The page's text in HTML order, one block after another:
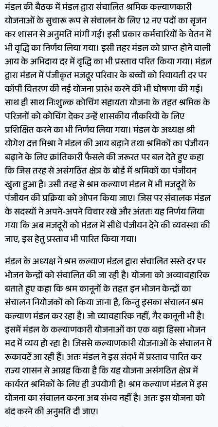
मंडल की बैठक में मंडल द्वारा संचालित श्रमिक कल्याणकारी
योजनाओं के सुचारू रूप से संचालन के लिए 12 नए पदों का सृजन
कर शासन से अनुमति मांगी गई। इसी प्रकार कर्मचारियों के वेतन में
भी वृद्धि का निर्णय लिया गया। इसी तहर मंडल को प्राप्त होने वाली
आय के अभिदाय दर में वृद्धि का भी प्रस्ताव परित किया गया। मंडल
द्वारा मंडल में पंजीकृत मजदूर परिवार के बच्चों को रियायती दर पर
कॉपी वितरण की नई योजना प्रारंभ करने की भी घोषणा की गई।
साथ ही साथ निःशुल्क कोचिंग सहायता योजना के तहत श्रमिक के
परिजनों को कोचिंग देकर उन्हें शासकीय नौकरियों के लिए
प्रशिक्षित करने का भी निर्णय लिया गया। मंडल के अध्यक्ष श्री
योगेश दत्त मिश्रा ने मंडल की आय बढ़ाने तथा श्रमिकों का पंजीयन
बढ़ाने के लिए क्रांतिकारी फैसले की जरूरत पर बल देते हुए कहा
कि जिस तरह से असंगठित क्षेत्र के बोर्ड में श्रमिकों का पंजीयन
खुला हुआ है। उसी तरह से श्रम कल्याण मंडल में भी मजदूरों के
पंजीयन की प्रक्रिया को ओपन किया जाए। जिस पर संचालक मंडल
के सदस्यों ने अपने-अपने विचार रखे और अंततः यह निर्णय लिया
गया कि अब मजदूरों को मंडल में सीधे पंजीयन देने की व्यवस्था की
जाए, इस हेतु प्रस्ताव भी पारित किया गया।
मंडल के अध्यक्ष ने श्रम कल्याण मंडल द्वारा संचालित सस्ते दर पर
भोजन केन्द्रों को संचालित की जा रही है। योजना को अव्यावहारिक
बताते हुए कहा कि श्रम कानूनों के तहत इन भोजन केन्द्रों का
संचालन नियोजकों को किया जाना है, किन्तु इसका संचालन श्रम
कल्याण मंडल कर रहा है। जो व्यावहारिक नहीं, गैर कानूनी भी है।
इसमें मंडल के कल्याणकारी योजनाओं का एक बड़ा हिस्सा भोजन
मद में व्यय हो रहा है। जिससे कल्याणकारी योजनाओं के संचालन में
रूकावटें आ रही हैं। अतः मंडल ने इस संदर्भ में प्रस्ताव पारित कर
राज्य शासन से आग्रह किया है कि यह योजना असंगठित क्षेत्र में
कार्यरत श्रमिकों के लिए ही उपयोगी है। श्रम कल्याण मंडल में इस
योजना का संचालन करना अब संभव नहीं है। अतः इस योजना को
बंद करने की अनुमति दी जाए।